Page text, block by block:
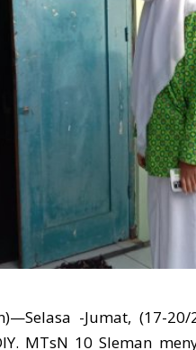
-Jumat, (17-
MTsN 10 Sleman